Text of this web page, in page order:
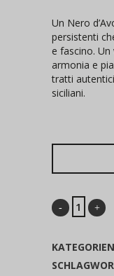
Un Nero
persistenti
e fascino.
armonia e
tratti
siciliani.